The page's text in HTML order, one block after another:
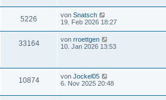
5226 von Snatsch
19. Feb 2026 18:27
33164 von rroettgen
10. Jan 2026 13:53
10874 von Jockel05
6. Nov 2025 20:48